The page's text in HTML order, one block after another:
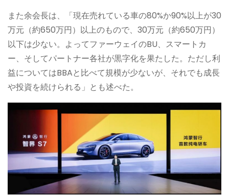
また余会長は、「現在売れている車の80%か90%以上が30
万元（約650万円）以上のもので、30万元（約650万円）
以下は少ない。よってファーウェイのBU、スマートカ
ー、そしてパートナー各社が黒字化を果たした。ただし利
益についてはBBAと比べて規模が少ないが、それでも成長
や投資を続けられる」とも述べた。